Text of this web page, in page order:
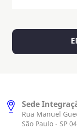
Sede
Rua Manuel
São Paulo - SP